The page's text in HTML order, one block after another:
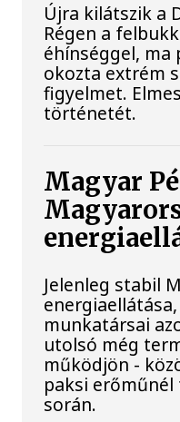
Újra kilátszik a
Régen a
éhínséggel, ma
okozta extrém
figyelmet.
történetét.
Magyar
Jelenleg stabil
munkatársai
utolsó még
működjön -
paksi
során.